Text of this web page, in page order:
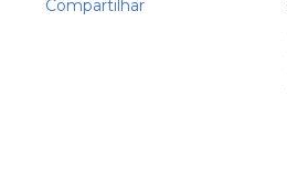
Compartilhar